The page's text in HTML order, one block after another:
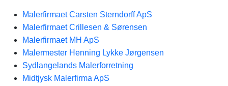
Malerfirmaet Carsten Sterndorff ApS
Malerfirmaet Crillesen & Sørensen
Malerfirmaet MH ApS
Malermester Henning Lykke Jørgensen
Sydlangelands Malerforretning
Midtjysk Malerfirma ApS